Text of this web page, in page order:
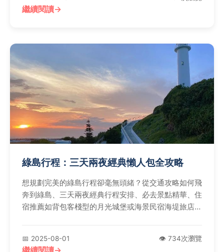
繼續閱讀
綠島行程：三天兩夜經典懶人包全攻略
想規劃完美的綠島行程卻毫無頭緒？從交通攻略如何飛
奔到綠島、三天兩夜經典行程安排、必去景點精華、住
宿推薦如背包客棧型的月光城堡或海景民宿海堤旅店，
📅 2025-08-01 👁️ 734次瀏覽